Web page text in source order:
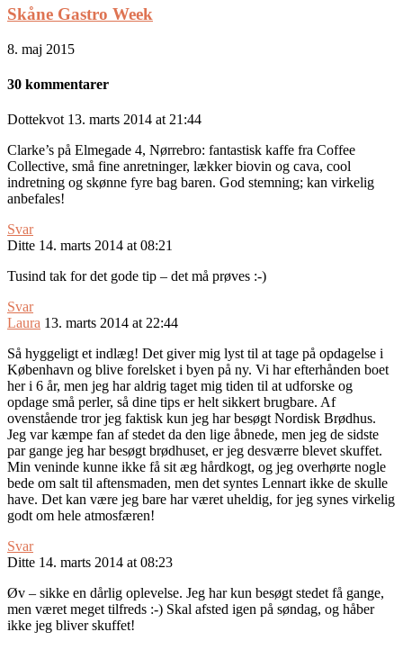
Skåne Gastro Week
8. maj 2015
30 kommentarer
Dottekvot 13. marts 2014 at 21:44
Clarke’s på Elmegade 4, Nørrebro: fantastisk kaffe fra Coffee
Collective, små fine anretninger, lækker biovin og cava, cool
indretning og skønne fyre bag baren. God stemning; kan virkelig
anbefales!
Svar
Ditte 14. marts 2014 at 08:21
Tusind tak for det gode tip – det må prøves :-)
Svar
Laura 13. marts 2014 at 22:44
Så hyggeligt et indlæg! Det giver mig lyst til at tage på opdagelse i
København og blive forelsket i byen på ny. Vi har efterhånden boet
her i 6 år, men jeg har aldrig taget mig tiden til at udforske og
opdage små perler, så dine tips er helt sikkert brugbare. Af
ovenstående tror jeg faktisk kun jeg har besøgt Nordisk Brødhus.
Jeg var kæmpe fan af stedet da den lige åbnede, men jeg de sidste
par gange jeg har besøgt brødhuset, er jeg desværre blevet skuffet.
Min veninde kunne ikke få sit æg hårdkogt, og jeg overhørte nogle
bede om salt til aftensmaden, men det syntes Lennart ikke de skulle
have. Det kan være jeg bare har været uheldig, for jeg synes virkelig
godt om hele atmosfæren!
Svar
Ditte 14. marts 2014 at 08:23
Øv – sikke en dårlig oplevelse. Jeg har kun besøgt stedet få gange,
men været meget tilfreds :-) Skal afsted igen på søndag, og håber
ikke jeg bliver skuffet!